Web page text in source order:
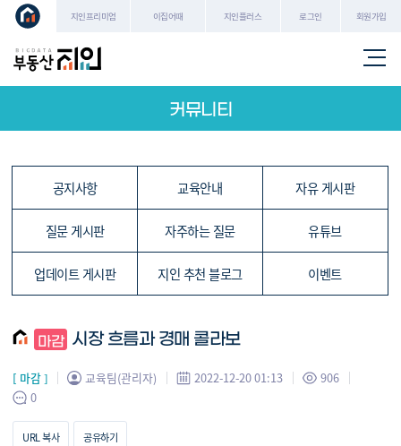
지인프리미엄 이집어때 지인플러스 로그인 회원가입
커뮤니티
공지사항 교육안내 자유 게시판
질문 게시판 자주하는 질문 유튜브
업데이트 게시판 지인 추천 블로그 이벤트
시장 흐름과 경매 콜라보
[ 마감 ] 교육팀(관리자) 2022-12-20 01:13
906
0
URL 복사 공유하기